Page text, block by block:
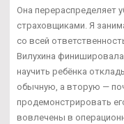
Она перераспределяет
страховщиками. Я
со всей
Вилухина
научить ребёнка
обычную, а вторую —
продемонстрировать
вовлечены в